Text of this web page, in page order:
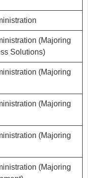
(Majoring
Solutions)
(Majoring
(Majoring
(Majoring
(Majoring